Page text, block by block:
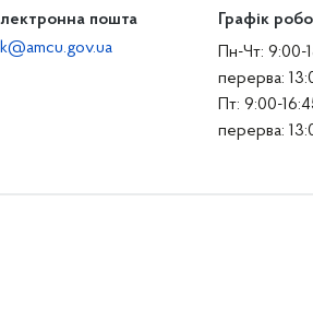
пошта
Графік
Пн-Чт: 9:00-
перерва:
Пт: 9:00-
перерва: